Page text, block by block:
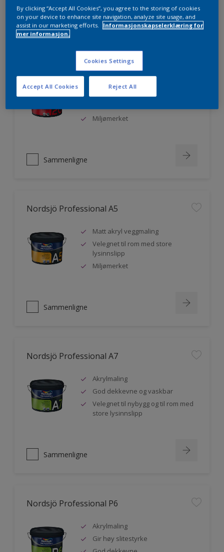
Sammenligne
Nordsjö Professional 20
Veggmaling med god dekkevne
Utviklet av og for profesjonelle
Miljømerket
Sammenligne
Nordsjö Professional A5
Matt akryl veggmaling
Velegnet til rom med store
lysinnslipp
Miljømerket
Sammenligne
Nordsjö Professional A7
Akrylmaling
God dekkevne og vaskbar
Velegnet til nybygg og til rom med
store lysinnslipp
Sammenligne
Nordsjö Professional P6
Akrylmaling
Gir høy slitestyrke
By clicking “Accept All Cookies”, you agree to the storing of cookies
on your device to enhance site navigation, analyze site usage, and
assist in our marketing efforts.
Informasjonskapselerklæring for
mer informasjon.
Cookies Settings
Reject All
Accept All Cookies